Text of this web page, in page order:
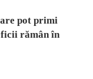
pot primi
rămân în